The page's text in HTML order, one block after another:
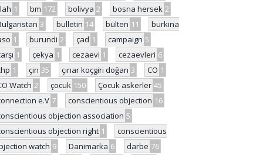
1 bm 172 bolivya 2 bosna hersek 2
3 bulletin 14 bülten 11
burkina
1 burundi 2 çad 1 campaign 5
1 çekya 1 cezaevi 1 cezaevleri 6
1 çin 35 çınar koçgiri doğan 3 CO 1
Watch 2 çocuk 150 Çocuk askerler 45
e.V 7 conscientious objection 16
objection association 5
objection right 1
conscientious
watch 9 Danimarka 6 darbe 76